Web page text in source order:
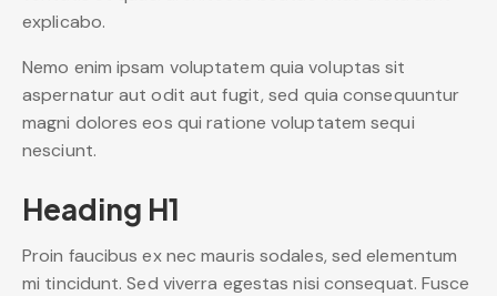
explicabo.
Nemo enim ipsam voluptatem quia voluptas sit
aspernatur aut odit aut fugit, sed quia consequuntur
magni dolores eos qui ratione voluptatem sequi
nesciunt.
Heading H1
Proin faucibus ex nec mauris sodales, sed elementum
mi tincidunt. Sed viverra egestas nisi consequat. Fusce